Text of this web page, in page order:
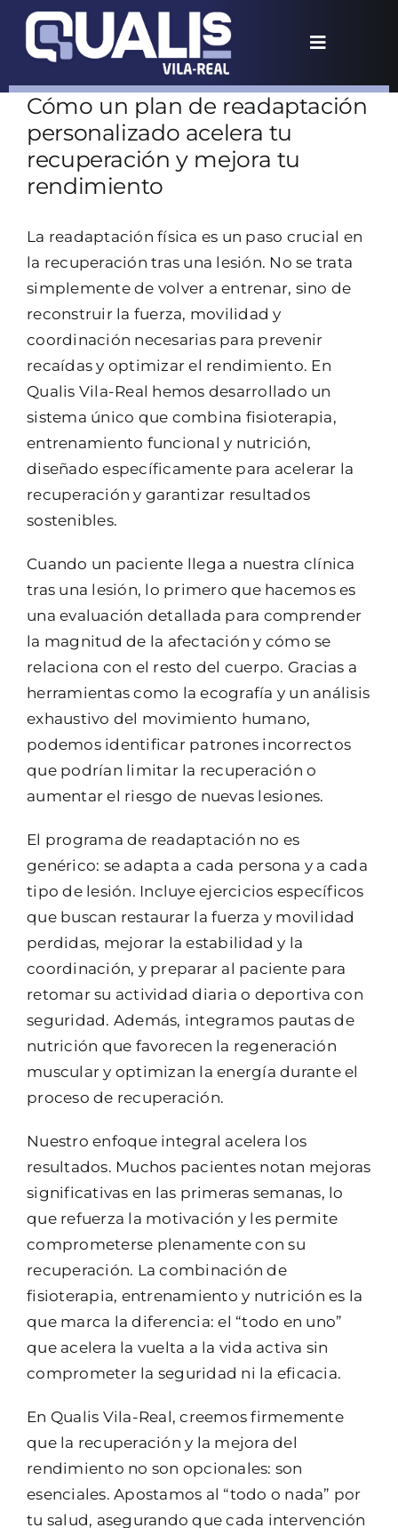
Saltar
contenido
Toggle
Inicio
Filosofía
Formación
Blog
Contacto
Cómo un plan de readaptación
personalizado acelera tu
recuperación y mejora tu
rendimiento
La readaptación física es un paso crucial en
la recuperación tras una lesión. No se trata
simplemente de volver a entrenar, sino de
reconstruir la fuerza, movilidad y
coordinación necesarias para prevenir
recaídas y optimizar el rendimiento. En
Qualis Vila-Real hemos desarrollado un
sistema único que combina fisioterapia,
entrenamiento funcional y nutrición,
diseñado específicamente para acelerar la
recuperación y garantizar resultados
sostenibles.
Cuando un paciente llega a nuestra clínica
tras una lesión, lo primero que hacemos es
una evaluación detallada para comprender
la magnitud de la afectación y cómo se
relaciona con el resto del cuerpo. Gracias a
herramientas como la ecografía y un análisis
exhaustivo del movimiento humano,
podemos identificar patrones incorrectos
que podrían limitar la recuperación o
aumentar el riesgo de nuevas lesiones.
El programa de readaptación no es
genérico: se adapta a cada persona y a cada
tipo de lesión. Incluye ejercicios específicos
que buscan restaurar la fuerza y movilidad
perdidas, mejorar la estabilidad y la
coordinación, y preparar al paciente para
retomar su actividad diaria o deportiva con
seguridad. Además, integramos pautas de
nutrición que favorecen la regeneración
muscular y optimizan la energía durante el
proceso de recuperación.
Nuestro enfoque integral acelera los
resultados. Muchos pacientes notan mejoras
significativas en las primeras semanas, lo
que refuerza la motivación y les permite
comprometerse plenamente con su
recuperación. La combinación de
fisioterapia, entrenamiento y nutrición es la
que marca la diferencia: el “todo en uno”
que acelera la vuelta a la vida activa sin
comprometer la seguridad ni la eficacia.
En Qualis Vila-Real, creemos firmemente
que la recuperación y la mejora del
rendimiento no son opcionales: son
esenciales. Apostamos al “todo o nada” por
tu salud, asegurando que cada intervención